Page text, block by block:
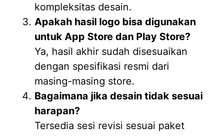
kompleksitas desain.
Apakah hasil logo bisa digunakan
untuk App Store dan Play Store?
Ya, hasil akhir sudah disesuaikan
dengan spesifikasi resmi dari
masing-masing store.
Bagaimana jika desain tidak sesuai
harapan?
Tersedia sesi revisi sesuai paket